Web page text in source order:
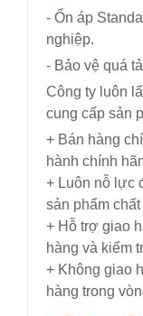
- Ổn áp
nghiệp.
- Bảo vệ quá
Công ty luôn
cung cấp sản
+ Bán hàng
hành chính
+ Luôn nỗ lực
sản phẩm
+ Hỗ trợ giao
hàng và kiểm
+ Không giao
hàng trong